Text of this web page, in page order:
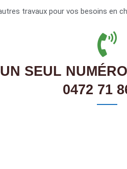
travaux pour vos besoins en
UN SEUL
0472 71